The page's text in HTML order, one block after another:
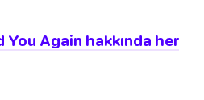
You Again hakkında her